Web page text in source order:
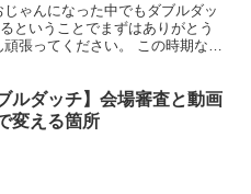
ゃんになった中でもダブルダッ
ということでまずはありがとう
張ってください。 この時期なら
ルダッチ】会場審査と動画
変える箇所